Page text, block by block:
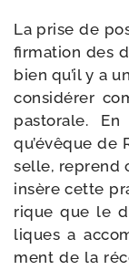
La prise de
fir­ma­tion des
bien qu’il y a
consi­dé­rer
pas­to­rale.
qu’évêque de
selle, reprend
insère cette
rique que le
liques a
ment de la